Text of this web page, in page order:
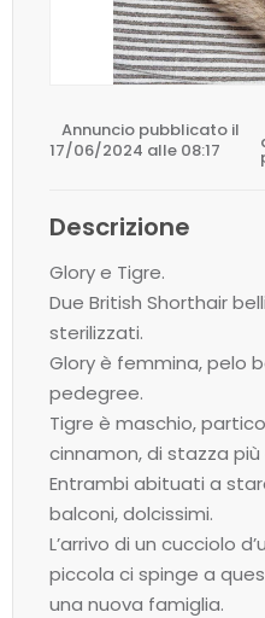
Annuncio pubblicato il
17/06/2024 alle 08:17
Descrizione
Glory e Tigre.
Due British Shorthair
sterilizzati.
Glory è femmina, pelo
pedegree.
Tigre è maschio,
cinnamon, di stazza
Entrambi abituati a
balconi, dolcissimi.
L’arrivo di un cucciolo
piccola ci spinge a
una nuova famiglia.